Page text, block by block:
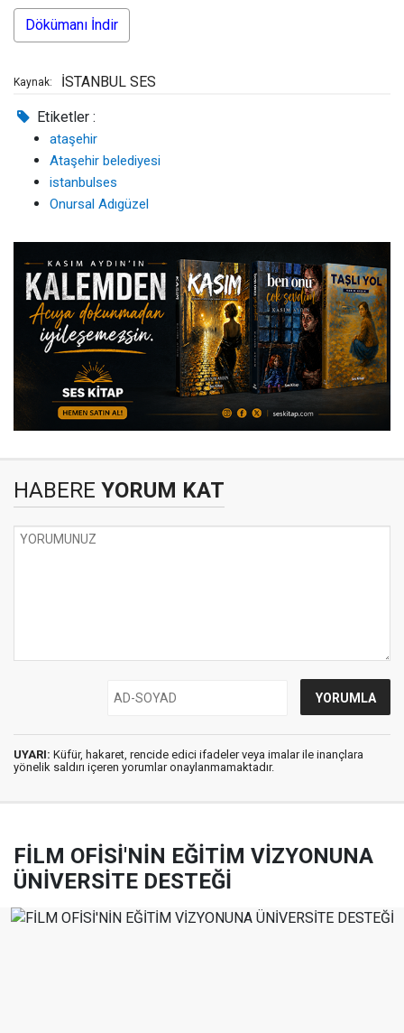
Dökümanı İndir
Kaynak: İSTANBUL SES
Etiketler :
ataşehir
Ataşehir belediyesi
istanbulses
Onursal Adıgüzel
HABERE YORUM KAT
UYARI: Küfür, hakaret, rencide edici ifadeler veya imalar ile inançlara
yönelik saldırı içeren yorumlar onaylanmamaktadır.
FİLM OFİSİ'NİN EĞİTİM VİZYONUNA
ÜNİVERSİTE DESTEĞİ